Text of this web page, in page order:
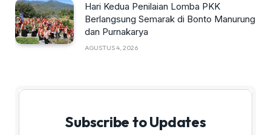
Hari Kedua Penilaian Lomba PKK
Berlangsung Semarak di Bonto Manurung
dan Purnakarya
AGUSTUS 4, 2026
Subscribe to Updates